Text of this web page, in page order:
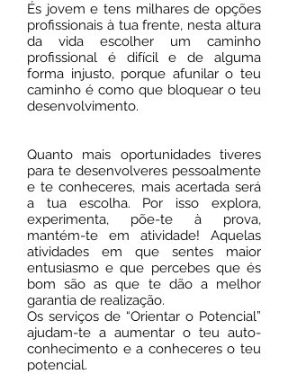
És jovem e tens milhares de opções
profissionais à tua frente, nesta altura
da vida escolher um caminho
profissional é difícil e de alguma
forma injusto, porque afunilar o teu
caminho é como que bloquear o teu
desenvolvimento.
Quanto mais oportunidades tiveres
para te desenvolveres pessoalmente
e te conheceres, mais acertada será
a tua escolha. Por isso explora,
experimenta, põe-te à prova,
mantém-te em atividade! Aquelas
atividades em que sentes maior
entusiasmo e que percebes que és
bom são as que te dão a melhor
garantia de realização.
Os serviços de “Orientar o Potencial”
ajudam-te a aumentar o teu auto-
conhecimento e a conheceres o teu
potencial.